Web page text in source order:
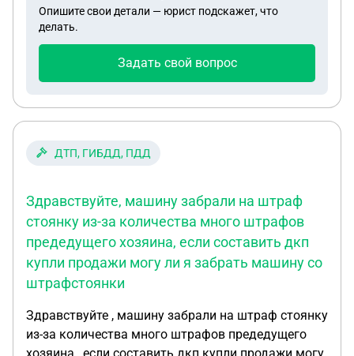
Опишите свои детали — юрист подскажет, что
делать.
Задать свой вопрос
ДТП, ГИБДД, ПДД
Здравствуйте, машину забрали на штраф
стоянку из-за количества много штрафов
предедущего хозяина, если составить дкп
купли продажи могу ли я забрать машину со
штрафстоянки
Здравствуйте , машину забрали на штраф стоянку
из-за количества много штрафов предедущего